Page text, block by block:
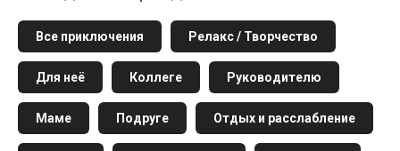
Все приключения Релакс / Творчество
Для неё Коллеге Руководителю
Маме Подруге Отдых и расслабление